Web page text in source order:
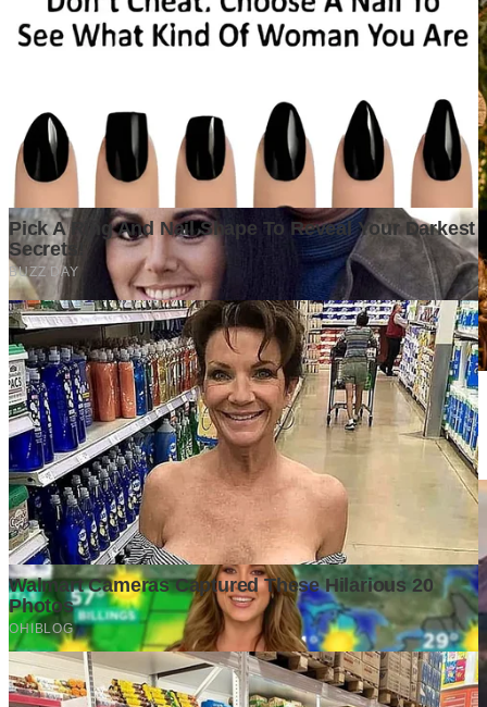
Les meilleurs restaurants de Bali pour le dîner du Nouvel An,
les soirées de réveillon et les expériences festives en 2026
4 days ago